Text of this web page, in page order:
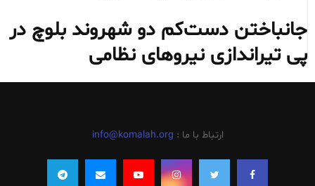
جانباختن دست‌کم دو شهروند بلوچ در
پی تیراندازی نیروهای نظامی
ارتباط با ما : info@komalah.org